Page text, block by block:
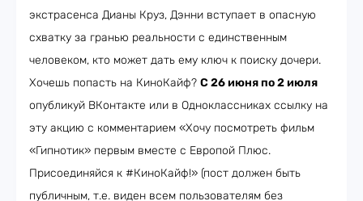
экстрасенса Дианы Круз, Дэнни вступает в опасную
схватку за гранью реальности с единственным
человеком, кто может дать ему ключ к поиску дочери.
Хочешь попасть на КиноКайф? С 26 июня по 2 июля
опубликуй ВКонтакте или в Одноклассниках ссылку на
эту акцию с комментарием «Хочу посмотреть фильм
«Гипнотик» первым вместе с Европой Плюс.
Присоединяйся к #КиноКайф!» (пост должен быть
публичным, т.е. виден всем пользователям без